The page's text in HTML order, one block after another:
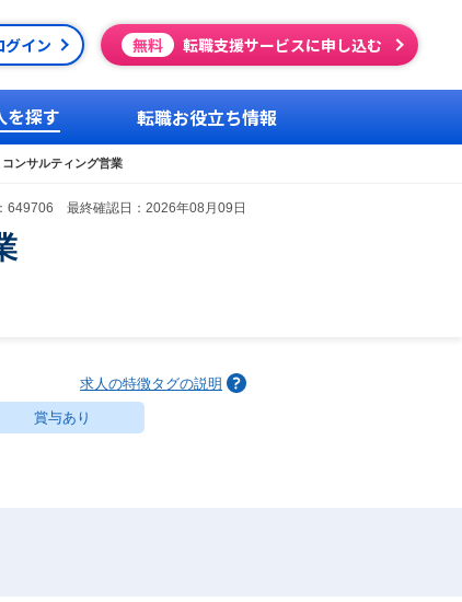
グイン 無料 転職支援サービスに申し込む
を探す 転職お役立ち情報
ンサルティング営業
649706 最終確認日：2026年08月09日
求人の特徴タグの説明
賞与あり